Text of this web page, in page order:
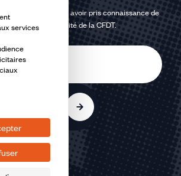
services
newsletter, j'affirme avoir pris connaissance de
de confidentialité de la CFDT.